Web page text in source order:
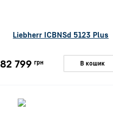
Liebherr ICBNSd 5123 Plus
82 799 грн В кошик